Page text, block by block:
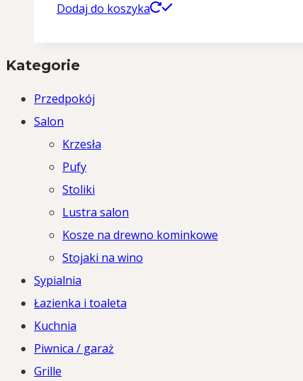
Dodaj do koszyka
Kategorie
Przedpokój
Salon
Krzesła
Pufy
Stoliki
Lustra salon
Kosze na drewno kominkowe
Stojaki na wino
Sypialnia
Łazienka i toaleta
Kuchnia
Piwnica / garaż
Grille